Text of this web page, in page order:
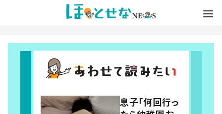
息子「何回行っ